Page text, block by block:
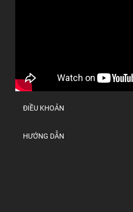
ĐIỀU KHOẢN
HƯỚNG DẪN